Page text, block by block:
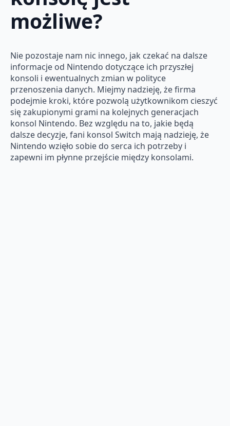
możliwe?
Nie pozostaje nam nic innego, jak czekać na dalsze
informacje od Nintendo dotyczące ich przyszłej
konsoli i ewentualnych zmian w polityce
przenoszenia danych. Miejmy nadzieję, że firma
podejmie kroki, które pozwolą użytkownikom cieszyć
się zakupionymi grami na kolejnych generacjach
konsol Nintendo. Bez względu na to, jakie będą
dalsze decyzje, fani konsol Switch mają nadzieję, że
Nintendo wzięło sobie do serca ich potrzeby i
zapewni im płynne przejście między konsolami.